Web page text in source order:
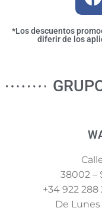
*Los descuentos
diferir de los
38002 –
+34 922
De